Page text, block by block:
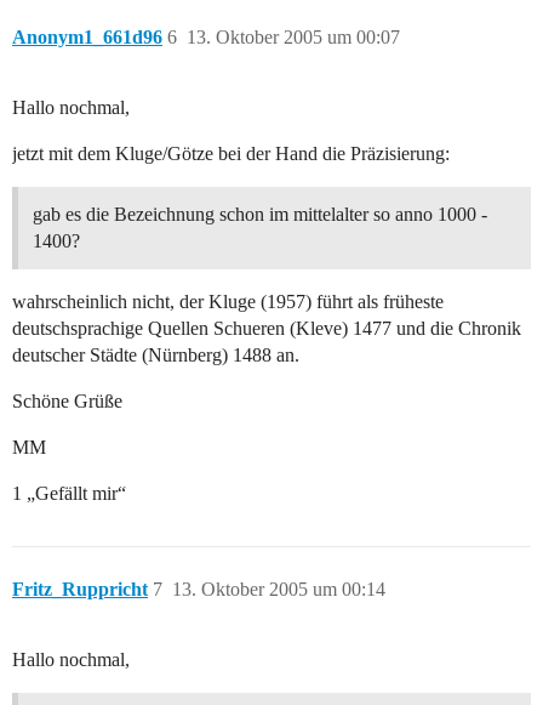
Anonym1_661d96 13. Oktober 2005 um 00:07
6
Hallo nochmal,
jetzt mit dem Kluge/Götze bei der Hand die Präzisierung:
gab es die Bezeichnung schon im mittelalter so anno 1000 -
1400?
wahrscheinlich nicht, der Kluge (1957) führt als früheste
deutschsprachige Quellen Schueren (Kleve) 1477 und die Chronik
deutscher Städte (Nürnberg) 1488 an.
Schöne Grüße
MM
1 „Gefällt mir“
Fritz_Ruppricht 13. Oktober 2005 um 00:14
7
Hallo nochmal,